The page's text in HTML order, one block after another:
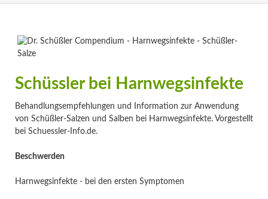
Schüssler bei Harnwegsinfekte
Behandlungsempfehlungen und Information zur Anwendung
von Schüßler-Salzen und Salben bei Harnwegsinfekte. Vorgestellt
bei Schuessler-Info.de.
Beschwerden
Harnwegsinfekte - bei den ersten Symptomen